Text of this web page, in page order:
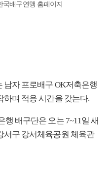
국배구연맹 홈페이지
남자 프로배구 OK저축은행
하며 적응 시간을 갖는다.
행 배구단은 오는 7~11일 새
서구 강서체육공원 체육관